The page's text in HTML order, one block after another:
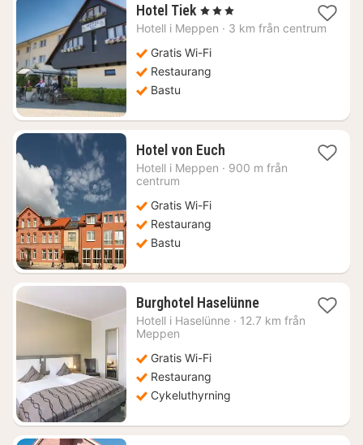
Hotel Tiek 1
natt
från
1251
kr.
, 3 Stjärnor
Hotell i Meppen · 3 km från centrum
Gratis Wi-Fi
Restaurang
Bastu
Hotel von Euch1
natt
Hotell i Meppen · 900 m från
centrum
Gratis Wi-Fi
Restaurang
Bastu
Burghotel Haselünne1
natt
Hotell i Haselünne · 12.7 km från
Meppen
Gratis Wi-Fi
Restaurang
Cykeluthyrning